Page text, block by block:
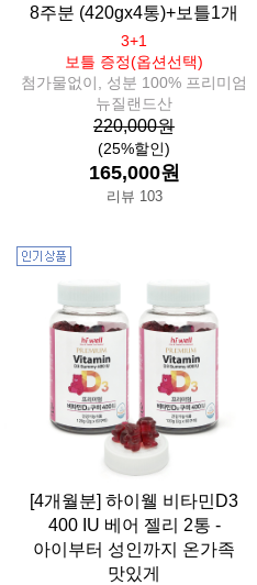
8주분 (420gx4통)+보틀1개
3+1
보틀 증정(옵션선택)
첨가물없이, 성분 100% 프리미엄
뉴질랜드산
220,000원
(25%할인)
165,000원
리뷰 103
[4개월분] 하이웰 비타민D3
400 IU 베어 젤리 2통 -
아이부터 성인까지 온가족
맛있게